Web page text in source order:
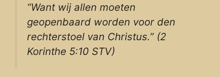
“Want wij allen moeten
geopenbaard worden voor den
rechterstoel van Christus.” (2
Korinthe 5:10 STV)